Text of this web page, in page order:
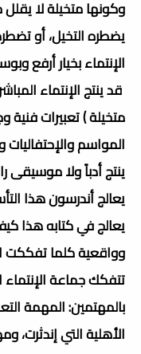
وكونها متخيلة لا يقلل
يضطره التخيل، أو
الإنتماء بخيار أرفع
قد ينتج الإنتماء
متخيلة ) تعبيرات فنية
المواسم
ينتج أدباً ولا موسيقى
يعالج أندرسون هذا
يعالج في كتابه هذا
وواقعية كلما تفككت
تتفكك جماعة الإنتماء
بالمهتمين: المهمة
الأهلية التي إندثرت،